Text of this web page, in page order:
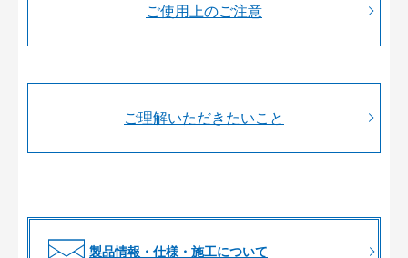
ご使用上のご注意
ご理解いただきたいこと
製品情報・仕様・施工について